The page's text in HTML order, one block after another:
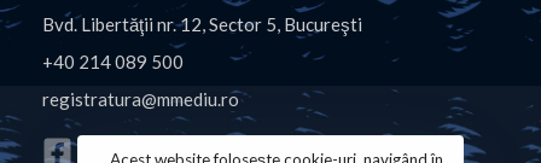
Bvd. Libertăţii nr. 12, Sector 5, Bucureşti
+40 214 089 500
registratura@mmediu.ro